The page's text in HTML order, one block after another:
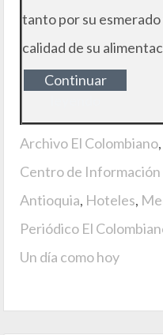
tanto por su
calidad de su
Continuar
Archivo El Colombiano,
Centro de
Antioquia, Hoteles,
Periódico El
Un día como hoy